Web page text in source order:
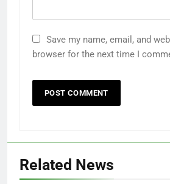
Save my name, email, and
browser for the next time I
Related News